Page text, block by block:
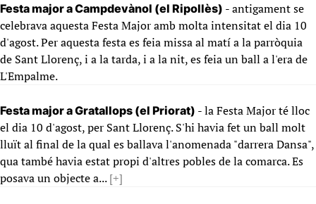
Festa major a Campdevànol (el Ripollès) - antigament se
celebrava aquesta Festa Major amb molta intensitat el dia 10
d'agost. Per aquesta festa es feia missa al matí a la parròquia
de Sant Llorenç, i a la tarda, i a la nit, es feia un ball a l'era de
L'Empalme.
Festa major a Gratallops (el Priorat) - la Festa Major té lloc
el dia 10 d'agost, per Sant Llorenç. S'hi havia fet un ball molt
lluït al final de la qual es ballava l'anomenada "darrera Dansa",
qua també havia estat propi d'altres pobles de la comarca. Es
posava un objecte a...[+]